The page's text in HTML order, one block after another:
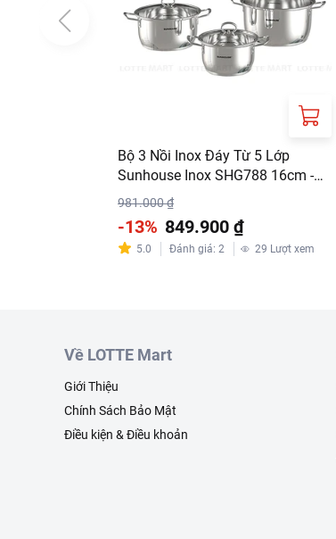
Bộ 3 Nồi Inox Đáy Từ 5 Lớp
Sunhouse Inox SHG788 16cm -
20cm - 24cm
981.000 ₫
-13% 849.900 ₫
5.0 Đánh giá: 2 29 Lượt xem
Về LOTTE Mart
Giới Thiệu
Chính Sách Bảo Mật
Điều kiện & Điều khoản